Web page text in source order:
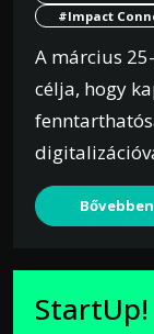
#Impact
A március
célja, hogy
Bővebben